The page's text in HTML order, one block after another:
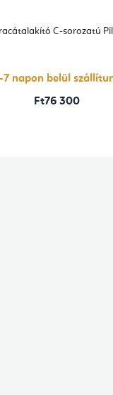
C-sorozatú
7 napon belül
Ft76 300